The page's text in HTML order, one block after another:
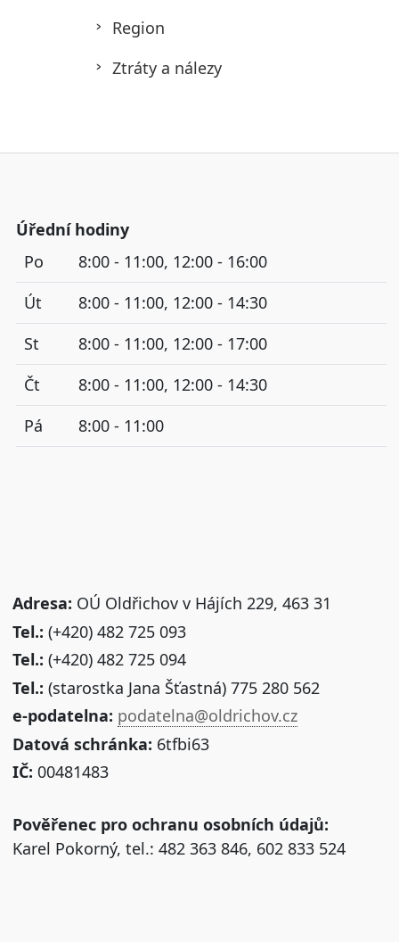
Region
Ztráty a nálezy
Úřední hodiny
Po
8:00 - 11:00, 12:00 - 16:00
Út
8:00 - 11:00, 12:00 - 14:30
St
8:00 - 11:00, 12:00 - 17:00
Čt
8:00 - 11:00, 12:00 - 14:30
Pá
8:00 - 11:00
Adresa: OÚ Oldřichov v Hájích 229, 463 31
Tel.: (+420) 482 725 093
Tel.: (+420) 482 725 094
Tel.: (starostka Jana Šťastná) 775 280 562
e-podatelna: podatelna@oldrichov.cz
Datová schránka: 6tfbi63
IČ: 00481483
Pověřenec pro ochranu osobních údajů:
Karel Pokorný, tel.: 482 363 846, 602 833 524